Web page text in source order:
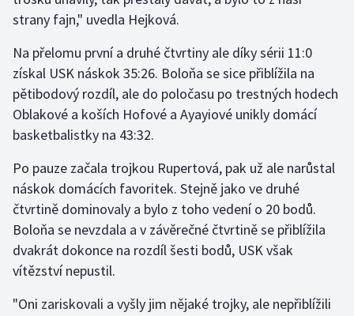
Stolní tenis
Triatlon
Veslování
Volejbal
Ostatní
strany fajn," uvedla Hejková.
Na přelomu první a druhé čtvrtiny ale díky sérii 11:0
získal USK náskok 35:26. Boloňa se sice přiblížila na
pětibodový rozdíl, ale do poločasu po trestných hodech
Oblakové a koších Hofové a Ayayiové unikly domácí
basketbalistky na 43:32.
Po pauze začala trojkou Rupertová, pak už ale narůstal
náskok domácích favoritek. Stejně jako ve druhé
čtvrtině dominovaly a bylo z toho vedení o 20 bodů.
Boloňa se nevzdala a v závěrečné čtvrtině se přiblížila
dvakrát dokonce na rozdíl šesti bodů, USK však
vítězství nepustil.
"Oni zariskovali a vyšly jim nějaké trojky, ale nepřiblížili